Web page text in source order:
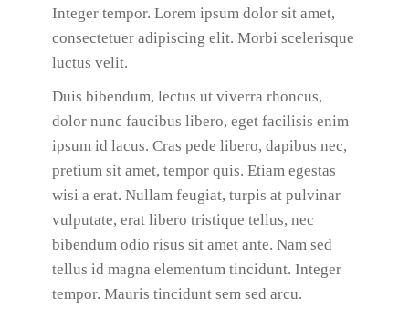
Integer tempor. Lorem ipsum dolor sit amet,
consectetuer adipiscing elit. Morbi scelerisque
luctus velit.
Duis bibendum, lectus ut viverra rhoncus,
dolor nunc faucibus libero, eget facilisis enim
ipsum id lacus. Cras pede libero, dapibus nec,
pretium sit amet, tempor quis. Etiam egestas
wisi a erat. Nullam feugiat, turpis at pulvinar
vulputate, erat libero tristique tellus, nec
bibendum odio risus sit amet ante. Nam sed
tellus id magna elementum tincidunt. Integer
tempor. Mauris tincidunt sem sed arcu.